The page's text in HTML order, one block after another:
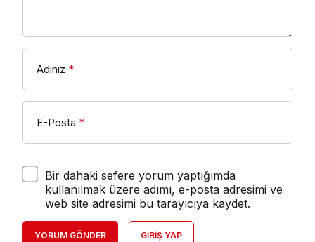
Adınız *
E-Posta *
Bir dahaki sefere yorum yaptığımda
kullanılmak üzere adımı, e-posta adresimi ve
web site adresimi bu tarayıcıya kaydet.
YORUM GÖNDER GIRIŞ YAP